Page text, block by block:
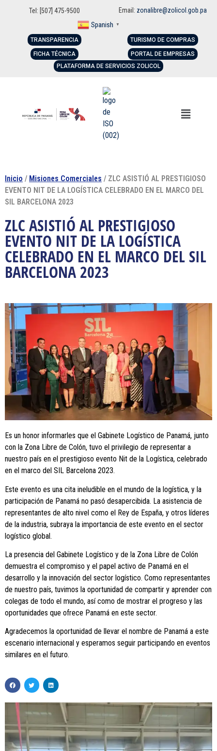
Tel: [507] 475-9500 Email: zonalibre@zolicol.gob.pa
Spanish ▼
TRANSPARENCIA
FICHA TÉCNICA
TURISMO DE COMPRAS
PORTAL DE EMPRESAS
PLATAFORMA DE SERVICIOS ZOLICOL
Inicio / Misiones Comerciales / ZLC ASISTIÓ AL PRESTIGIOSO
EVENTO NIT DE LA LOGÍSTICA CELEBRADO EN EL MARCO DEL
SIL BARCELONA 2023
ZLC ASISTIÓ AL PRESTIGIOSO
EVENTO NIT DE LA LOGÍSTICA
CELEBRADO EN EL MARCO DEL SIL
BARCELONA 2023
Es un honor informarles que el Gabinete Logístico de Panamá, junto
con la Zona Libre de Colón, tuvo el privilegio de representar a
nuestro país en el prestigioso evento Nit de la Logística, celebrado
en el marco del SIL Barcelona 2023.
Este evento es una cita ineludible en el mundo de la logística, y la
participación de Panamá no pasó desapercibida. La asistencia de
representantes de alto nivel como el Rey de España, y otros líderes
de la industria, subraya la importancia de este evento en el sector
logístico global.
La presencia del Gabinete Logístico y de la Zona Libre de Colón
demuestra el compromiso y el papel activo de Panamá en el
desarrollo y la innovación del sector logístico. Como representantes
de nuestro país, tuvimos la oportunidad de compartir y aprender con
colegas de todo el mundo, así como de mostrar el progreso y las
oportunidades que ofrece Panamá en este sector.
Agradecemos la oportunidad de llevar el nombre de Panamá a este
escenario internacional y esperamos seguir participando en eventos
similares en el futuro.